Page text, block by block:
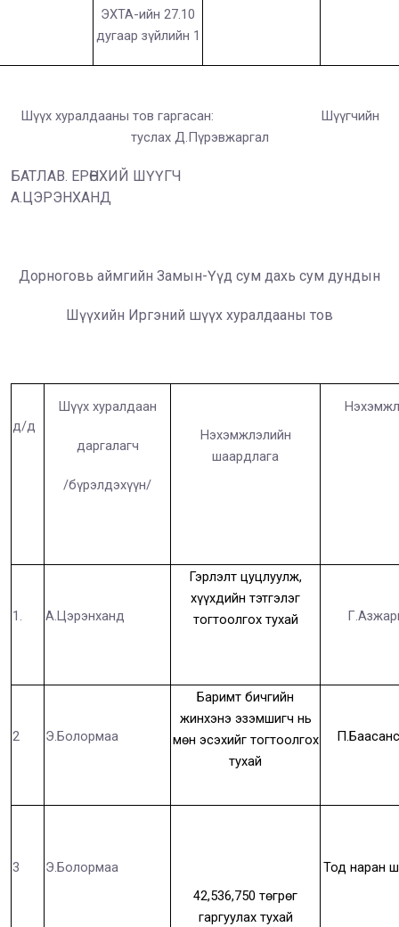
ЭХТА-ийн 27.10
дугаар зүйлийн 1
Шүүх хуралдааны тов гаргасан: Шүүгчийн
туслах Д.Пүрэвжаргал
БАТЛАВ. ЕРӨНХИЙ ШҮҮГЧ
А.ЦЭРЭНХАНД
Дорноговь аймгийн Замын-Үүд сум дахь сум дундын
Шүүхийн Иргэний шүүх хуралдааны тов
д/д
Шүүх хуралдаан
даргалагч
/бүрэлдэхүүн/
Нэхэмжлэлийн
шаардлага
1. А.Цэрэнханд
Гэрлэлт цуцлуулж,
хүүхдийн тэтгэлэг
тогтоолгох тухай
2 Э.Болормаа
Баримт бичгийн
жинхэнэ эзэмшигч нь
мөн эсэхийг тогтоолгох
тухай
3
Э.Болормаа
42,536,750 төгрөг
гаргуулах тухай
Тод наран